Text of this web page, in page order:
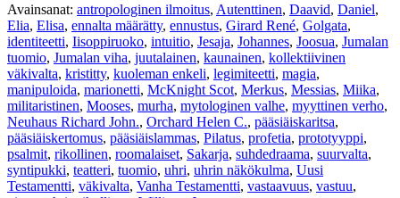
Avainsanat: antropologinen ilmoitus, Autenttinen, Daavid, Daniel,
Elia, Elisa, ennalta määrätty, ennustus, Girard René, Golgata,
identiteetti, Iisoppiruoko, intuitio, Jesaja, Johannes, Joosua, Jumalan
tuomio, Jumalan viha, juutalainen, kaunainen, kollektiivinen
väkivalta, kristitty, kuoleman enkeli, legimiteetti, magia,
manipuloida, marionetti, McKnight Scot, Merkus, Messias, Miika,
militaristinen, Mooses, murha, mytologinen valhe, myyttinen verho,
Neuhaus Richard John., Orchard Helen C., pääsiäiskaritsa,
pääsiäiskertomus, pääsiäislammas, Pilatus, profetia, prototyyppi,
psalmit, rikollinen, roomalaiset, Sakarja, suhdedraama, suurvalta,
syntipukki, teatteri, tuomio, uhri, uhrin näkökulma, Uusi
Testamentti, väkivalta, Vanha Testamentti, vastaavuus, vastuu,